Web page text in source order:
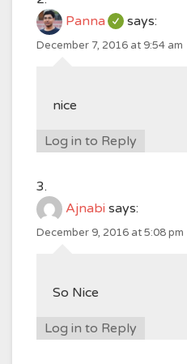
Panna says:
December 7, 2016 at 9:54 am
nice
Log in to Reply
Ajnabi says:
December 9, 2016 at 5:08 pm
So Nice
Log in to Reply